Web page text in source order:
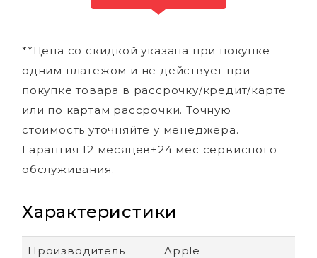
**Цена со скидкой указана при покупке
одним платежом и не действует при
покупке товара в рассрочку/кредит/карте
или по картам рассрочки. Точную
стоимость уточняйте у менеджера.
Гарантия 12 месяцев+24 мес сервисного
обслуживания.
Характеристики
Производитель Apple